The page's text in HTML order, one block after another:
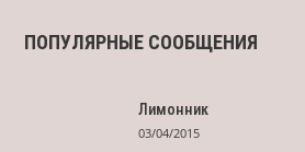
ПОПУЛЯРНЫЕ СООБЩЕНИЯ
Лимонник
03/04/2015